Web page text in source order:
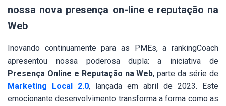
nossa nova presença on-line e reputação na
Web
Inovando continuamente para as PMEs, a rankingCoach
apresentou nossa poderosa dupla: a iniciativa de
Presença Online e Reputação na Web, parte da série de
Marketing Local 2.0, lançada em abril de 2023. Este
emocionante desenvolvimento transforma a forma como as